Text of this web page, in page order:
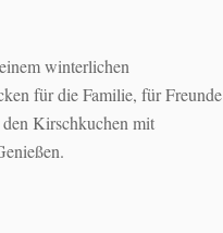
winterlichen
für die Familie, für Freunde
Kirschkuchen mit